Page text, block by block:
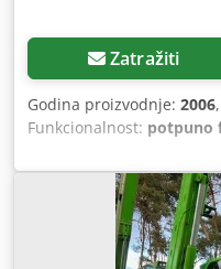
Zatražiti
Godina proizvodnje: 2006
Funkcionalnost: potpuno
Farmet FS1000 za
kg do 1.000 kg, u
dobrom stanju.